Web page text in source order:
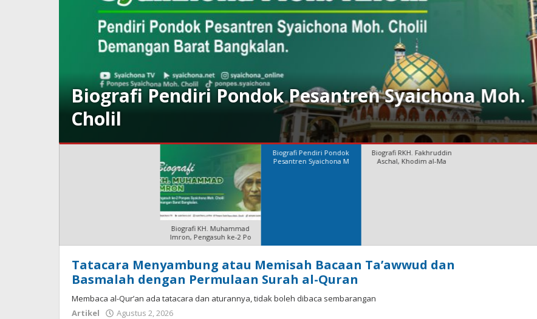
Biografi RKH. Fakhruddin Aschal, Khodim al-Ma’had
Syaichona Moh. Cholil
Pesantren Syaichona M
Biografi RKH. Fakhruddin
Aschal, Khodim al-Ma
Tatacara Menyambung atau Memisah Bacaan Ta’awwud dan
Basmalah dengan Permulaan Surah al-Quran
Membaca al-Qur’an ada tatacara dan aturannya, tidak boleh dibaca sembarangan
Artikel
Agustus 2, 2026